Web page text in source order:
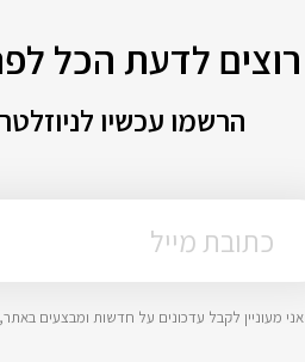
רוצים לדעת הכל
הרשמו עכשיו
אני מעוניין לקבל עדכונים על חדשות ומבצעים